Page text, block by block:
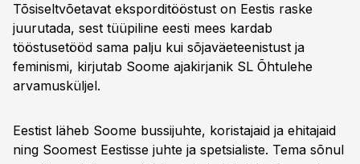
Tõsiseltvõetavat eksporditööstust on Eestis raske
juurutada, sest tüüpiline eesti mees kardab
tööstusetööd sama palju kui sõjaväeteenistust ja
feminismi, kirjutab Soome ajakirjanik SL Õhtulehe
arvamusküljel.
Eestist läheb Soome bussijuhte, koristajaid ja ehitajaid
ning Soomest Eestisse juhte ja spetsialiste. Tema sõnul